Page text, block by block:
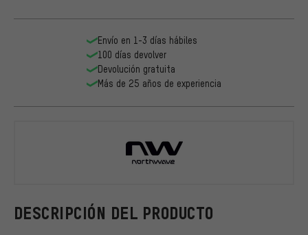
DESCRIPCIÓN DEL PRODUCTO
Envío en 1-3 días hábiles
100 días devolver
Devolución gratuita
Más de 25 años de experiencia